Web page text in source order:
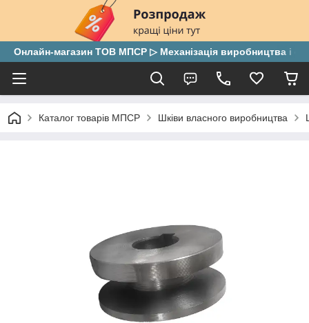
Онлайн-магазин ТОВ МПСР ▷ Механізація виробництва і
Каталог товарів МПСР Шківи власного виробництва